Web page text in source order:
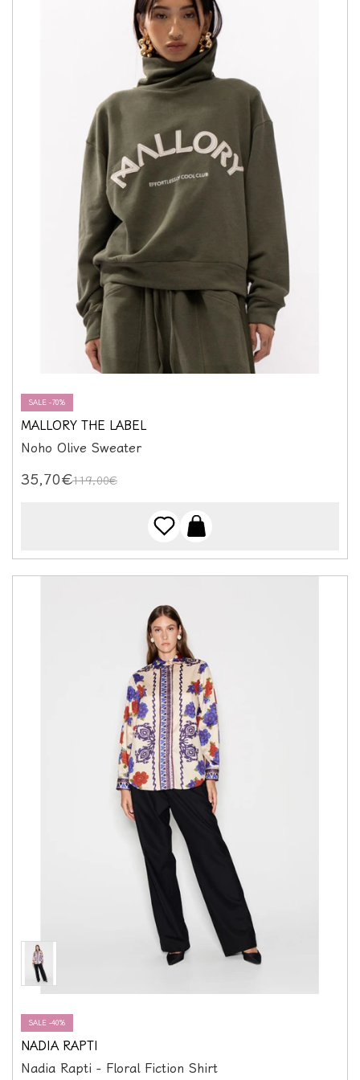
SALE -70%
MALLORY THE LABEL
Noho Olive Sweater
35,70€119,00€
SALE -40%
NADIA RAPTI
Nadia Rapti - Floral Fiction Shirt